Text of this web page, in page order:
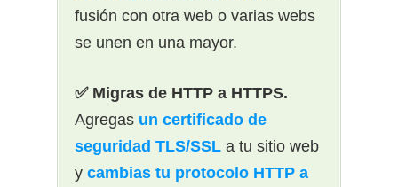
fusión con otra web o varias webs
se unen en una mayor.
✅ Migras de HTTP a HTTPS.
Agregas un certificado de
seguridad TLS/SSL a tu sitio web
y cambias tu protocolo HTTP a